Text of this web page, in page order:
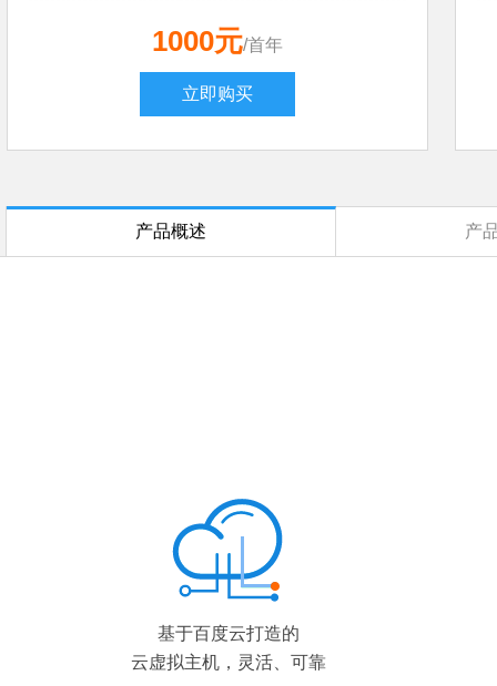
1000元/首年
立即购买
产品概述 产
基于百度云打造的
云虚拟主机，灵活、可靠